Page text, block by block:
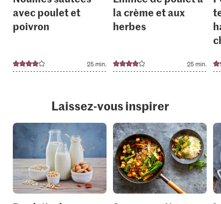
avec poulet et
poivron
25 min.
la crème et aux
herbes
25 min.
Laissez-vous inspirer